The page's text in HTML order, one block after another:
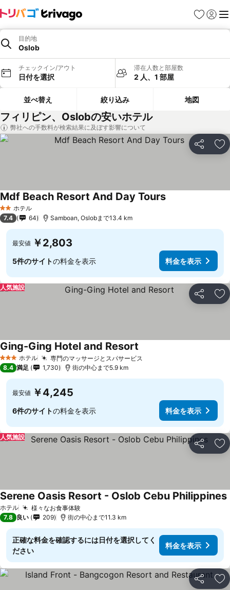
お気に入り
ログイ
メ
目的地
Oslob
チェックイン/アウト
日付を選択
滞在人数と部屋数
2 人、1 部屋
並べ替え 絞り込み 地図
フィリピン、Oslobの安いホテル
弊社への手数料が検索結果に及ぼす影響について
シェア お
2 ホテルのランク
ホテル
Mdf Beach Resort And Day Tours料金を表示
7.4 64 Samboan, Oslobまで13.4 km
最安値 ￥2,803
5件のサイトの料金を表示 料金を表示
シェア お
人気施設
3 ホテルのランク
ホテル 専門のマッサージとスパサービス
Ging-Ging Hotel and Resort
8.4 満足 1,730 街の中心まで5.9 km
最安値 ￥4,245
6件のサイトの料金を表示 料金を表示
シェア お
人気施設
ホテル 様々なお食事体験料金を表示
Serene Oasis Resort - Oslob Cebu Philippines
7.8 良い 209 街の中心まで11.3 km
正確な料金を確認するには日付を選択してく
ださい
料金を表示
シェア お